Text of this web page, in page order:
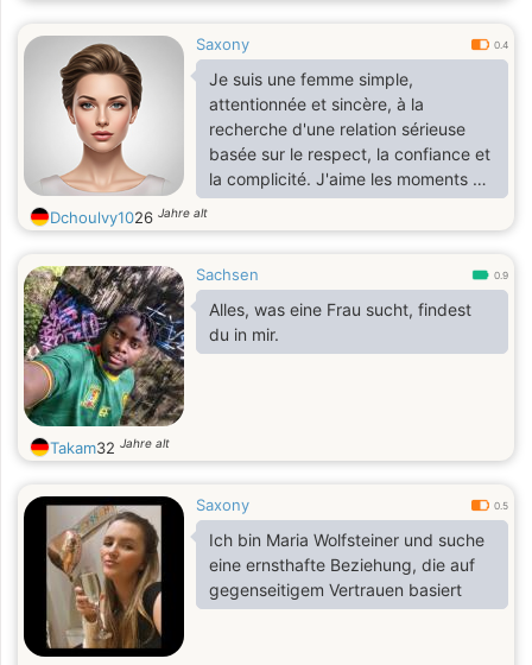
Saxony 0.4
Je suis une femme simple,
attentionnée et sincère, à la
recherche d'une relation sérieuse
basée sur le respect, la confiance et
la complicité. J'aime les moments de
partage, les discussions
intéressantes et découvrir de
Dchoulvy1026 Jahre alt
Sachsen 0.9
Alles, was eine Frau sucht, findest
du in mir.
Takam32 Jahre alt
Saxony 0.5
Ich bin Maria Wolfsteiner und suche
eine ernsthafte Beziehung, die auf
gegenseitigem Vertrauen basiert